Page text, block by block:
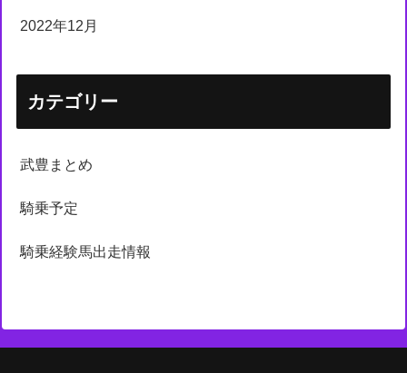
2022年12月
カテゴリー
武豊まとめ
騎乗予定
騎乗経験馬出走情報